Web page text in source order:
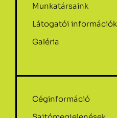
Munkatársaink
Látogatói információk
Galéria
Céginformáció